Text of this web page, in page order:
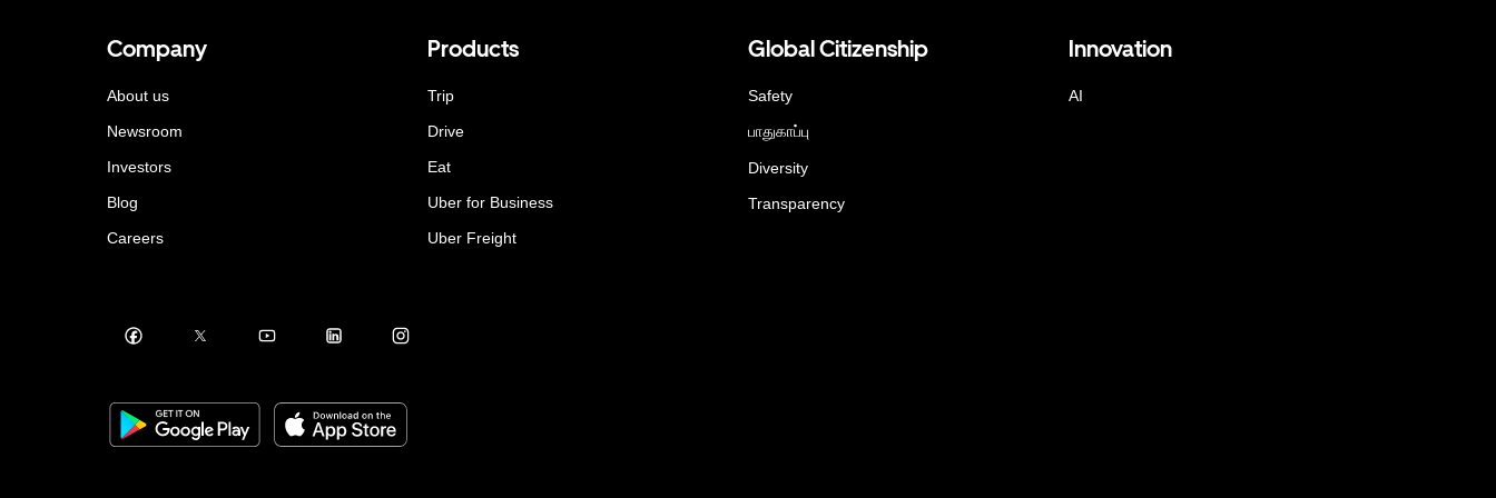
Company
About us
Newsroom
Investors
Blog
Careers
Products
Trip
Drive
Eat
Uber for Business
Uber Freight
Global Citizenship
Safety
பாதுகாப்பு
Diversity
Transparency
Innovation
AI